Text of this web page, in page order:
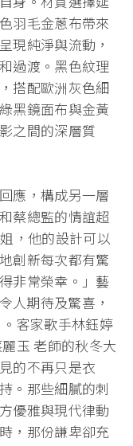
羽毛金蔥布帶來
現純淨與流動，
過渡。黑色紋理
搭配歐洲灰色細
黑鏡面布與金黃
之間的深層質
應，構成另一層
蔡總監的情誼超
，他的設計可以
創新每次都有驚
非常榮幸。」藝
人期待及驚喜，
客家歌手林鈺婷
玉 老師的秋冬大
的不再只是衣
。那些細膩的刺
優雅與現代律動
，那份謙卑卻充